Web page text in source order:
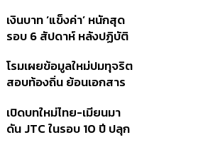
เงินบาท ‘แข็งค่า’ หนักสุด
รอบ 6 สัปดาห์ หลังปฏิบัติ
สหรัฐฯ-ญี่ปุ่น Standard
Chartered เปิดเป้าสิ้นปีนี้
ต่อดอลลาร์
โรมเผยข้อมูลใหม่ปมทุจริต
สอบท้องถิ่น ย้อนเอกสาร
อนุทิน จ่อสอบต่อเอี่ยว
ตัดตอน ม.บูรพา หรือไม่
เปิดบทใหม่ไทย-เมียนมา
ดัน JTC ในรอบ 10 ปี ปลุก